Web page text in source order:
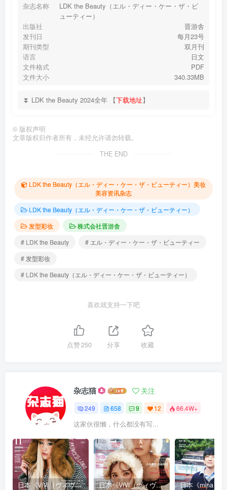
杂志名称
LDK the Beauty（エル・ディー・ケー・ザ・ビ
ューティー）
出版社
晋游舎
发刊日
每月23号
期刊类型
双月刊
语言
日文
文件格式
PDF
文件大小
340.33MB
⏬ LDK the Beauty 2024全年 【下载地址】
© 版权声明
文章版权归作者所有，未经允许请勿转载。
THE END
LDK the Beauty（エル・ディー・ケー・ザ・ビューティー）美妆
美容资讯杂志
LDK the Beauty（エル・ディー・ケー・ザ・ビューティー）
发型彩妆
株式会社晋游舎
# LDK the Beauty
# エル・ディー・ケー・ザ・ビューティー
# 发型彩妆
# LDK the Beauty（エル・ディー・ケー・ザ・ビューティー）
喜欢就支持一下吧
点赞250 分享 收藏
杂志猫 关注
249 658 9 12 66.4W+
这家伙很懒，什么都没有写...
日本《ViVi（ヴィヴィ）》女性流行时尚杂志 PDF电子版【2025年·全年订阅】 日本《ViVi（ヴィヴィ）》女性流行时尚杂志 PDF电子版【2024年·全年订阅】